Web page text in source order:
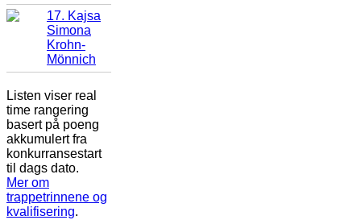
17. Kajsa
Simona
Krohn-
Mönnich
Listen viser real
time rangering
basert på poeng
akkumulert fra
konkurransestart
til dags dato.
Mer om
trappetrinnene og
kvalifisering.